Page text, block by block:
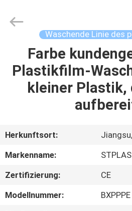
HAUS
PRODUKTE
ÜBER
FABRIK-
CO.,LTD.
Waschende Linie des
Farbe
Plastikfilm-
kleiner Plastik,
Herkunftsort:
Markenname:
STPLAS
Zertifizierung:
CE
Modellnummer:
BXPPPE